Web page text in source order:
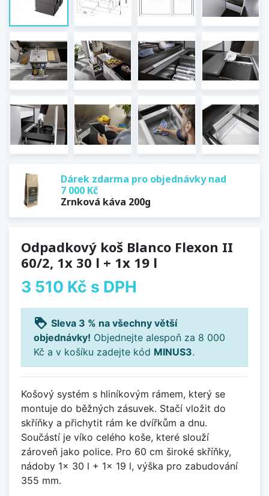
Dárek zdarma pro objednávky nad
7 000 Kč
Zrnková káva 200g
Odpadkový koš Blanco Flexon II
60/2, 1x 30 l + 1x 19 l
3 510 Kč s DPH
loyalty Sleva 3 % na všechny větší
objednávky! Objednejte alespoň za 8 000
Kč a v košíku zadejte kód MINUS3.
Košový systém s hliníkovým rámem, který se
montuje do běžných zásuvek. Stačí vložit do
skříňky a přichytit rám ke dvířkům a dnu.
Součástí je víko celého koše, které slouží
zároveň jako police. Pro 60 cm široké skříňky,
nádoby 1x 30 l + 1x 19 l, výška pro zabudování
355 mm.